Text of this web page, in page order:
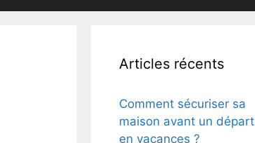
Articles récents
Comment sécuriser sa
maison avant un départ
en vacances ?